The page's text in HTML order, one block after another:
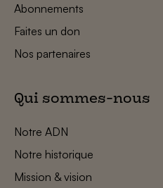
Abonnements
Faites un don
Nos partenaires
Qui sommes-nous
Notre ADN
Notre historique
Mission & vision